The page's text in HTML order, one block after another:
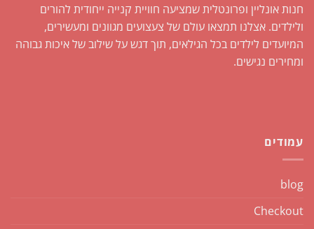
חנות אונליין ופרונטלית שמציעה חוויית קנייה ייחודית להורים
ולילדים. אצלנו תמצאו עולם של צעצועים מגוונים ומעשירים,
המיועדים לילדים בכל הגילאים, תוך דגש על שילוב של איכות גבוהה
ומחירים נגישים.
עמודים
blog
Checkout